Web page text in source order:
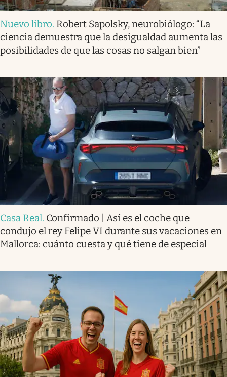
Nuevo libro. Robert Sapolsky, neurobiólogo: “La
ciencia demuestra que la desigualdad aumenta las
posibilidades de que las cosas no salgan bien”
Casa Real. Confirmado | Así es el coche que
condujo el rey Felipe VI durante sus vacaciones en
Mallorca: cuánto cuesta y qué tiene de especial